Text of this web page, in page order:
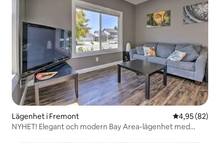
Lägenhet i Fremont 4,95 av 5 i
4,95 (82)
NYHET! Elegant och modern Bay Area-lägenhet med